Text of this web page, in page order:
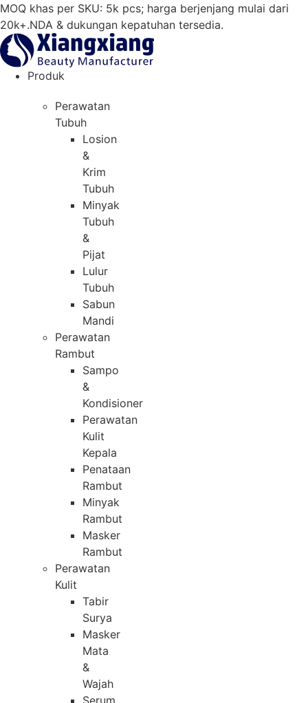
Loncat
ke
konten
MOQ khas per SKU: 5k pcs; harga berjenjang mulai dari
20k+.NDA & dukungan kepatuhan tersedia.
Produk
Perawatan
Tubuh
Losion
&
Krim
Tubuh
Minyak
Tubuh
&
Pijat
Lulur
Tubuh
Sabun
Mandi
Perawatan
Rambut
Sampo
&
Kondisioner
Perawatan
Kulit
Kepala
Penataan
Rambut
Minyak
Rambut
Masker
Rambut
Perawatan
Kulit
Tabir
Surya
Masker
Mata
&
Wajah